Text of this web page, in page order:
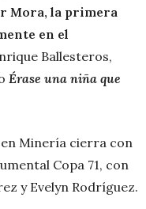
Mora, la primera
en el
Ballesteros,
Érase una niña que
Minería cierra con
Copa 71, con
y Evelyn Rodríguez.